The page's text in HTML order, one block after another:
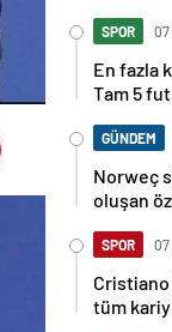
SPOR
En fazla
Tam 5
GÜNDEM
Norweç
oluşan
SPOR
Cristiano
tüm